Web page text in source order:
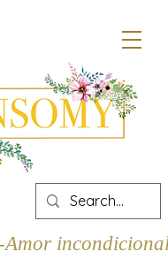
Amor incondicional